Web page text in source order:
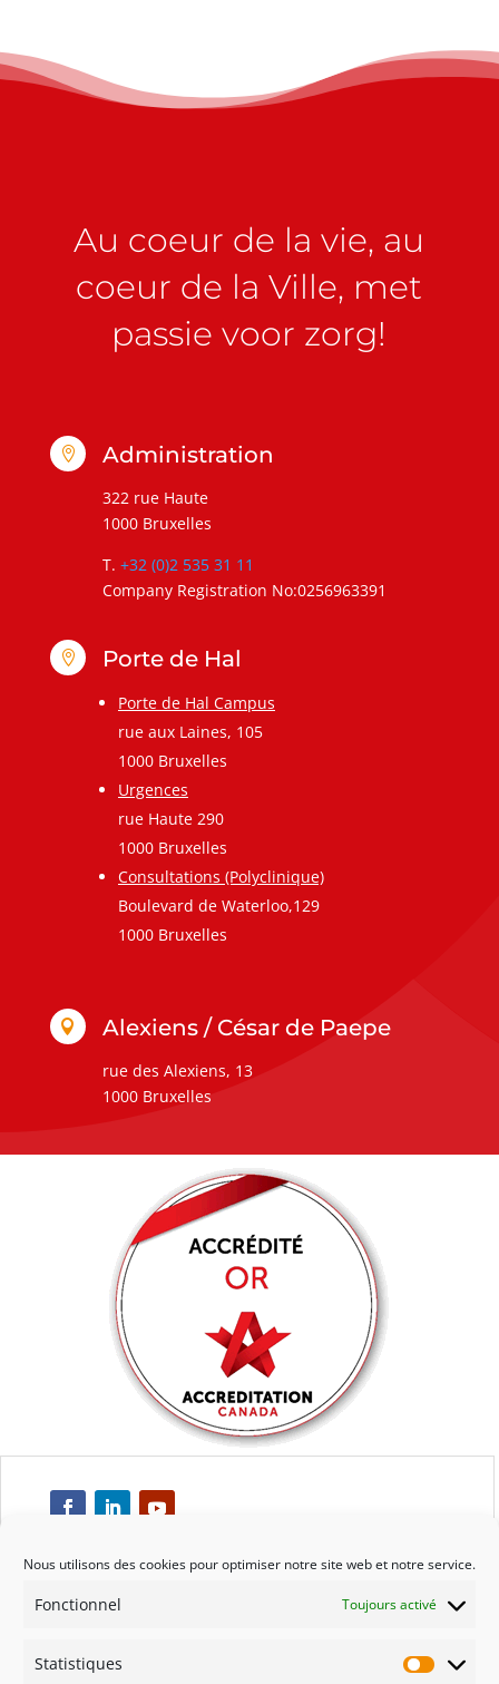
Nous utilisons des cookies pour optimiser notre site web et notre service.
Fonctionnel Toujours activé
Statistiques
Au coeur de la vie, au
coeur de la Ville, met
passie voor zorg!
 Administration
322 rue Haute
1000 Bruxelles
T. +32 (0)2 535 31 11
Company Registration No:0256963391
 Porte de Hal
Porte de Hal Campus
rue aux Laines, 105
1000 Bruxelles
Urgences
rue Haute 290
1000 Bruxelles
Consultations (Polyclinique)
Boulevard de Waterloo,129
1000 Bruxelles
 Alexiens / César de Paepe
rue des Alexiens, 13
1000 Bruxelles
Respect
Engagement